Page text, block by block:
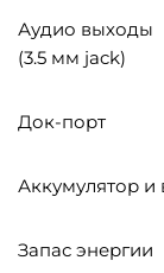
Аудио выходы
(3.5 мм jack)
Док-порт
Аккумулятор и
Запас энергии